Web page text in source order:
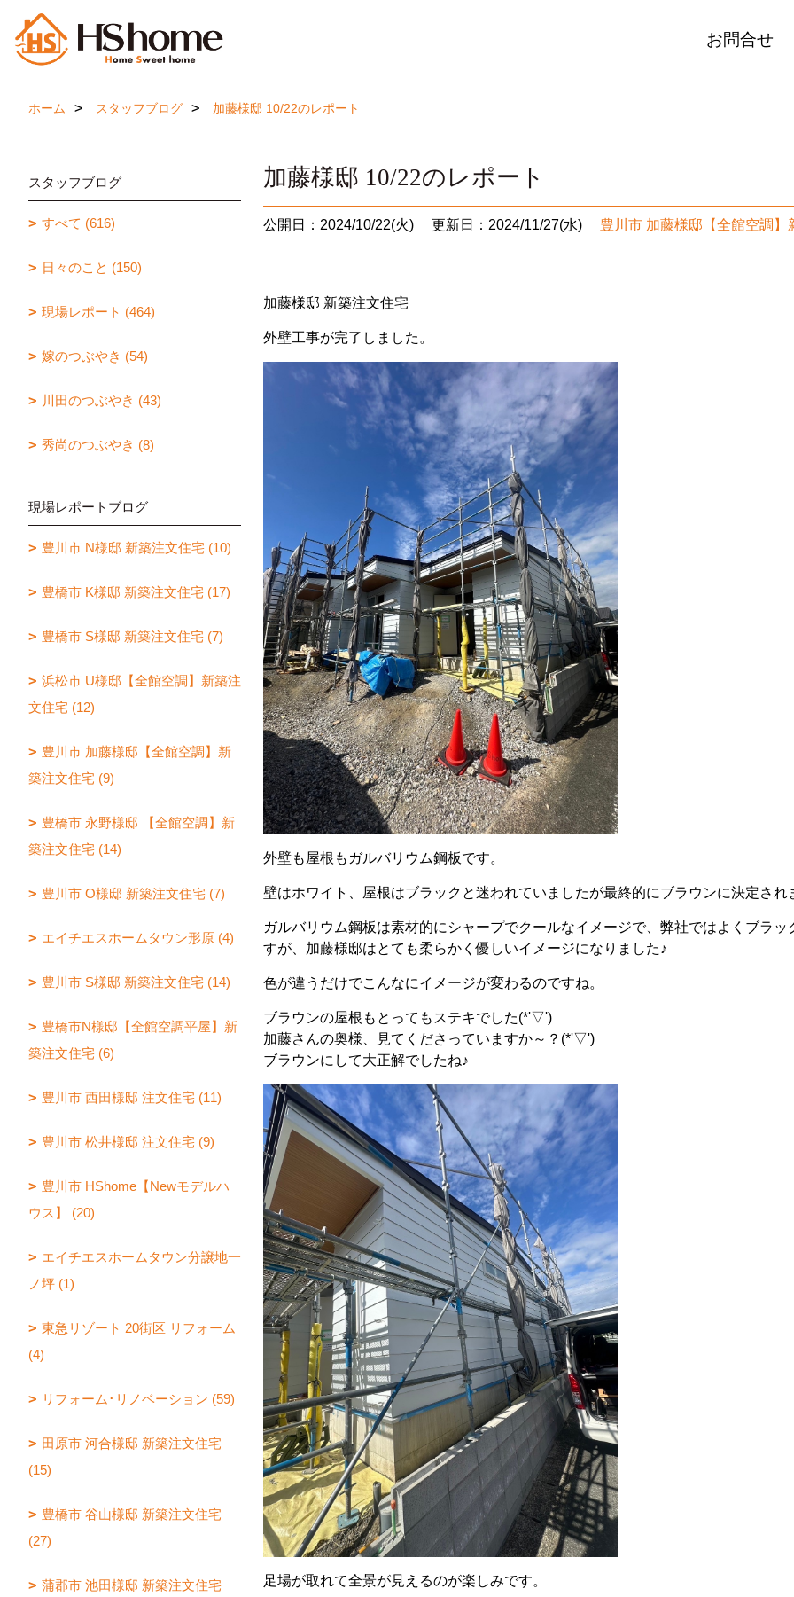
お問合せ
ホーム スタッフブログ 加藤様邸 10/22のレポート
加藤様邸 10/22のレポート
公開日：2024/10/22(火) 更新日：2024/11/27(水) 豊川市 加藤様邸【全館空調】
加藤様邸 新築注文住宅
外壁工事が完了しました。
外壁も屋根もガルバリウム鋼板です。
壁はホワイト、屋根はブラックと迷われていましたが最終的にブラウンに決定され
ガルバリウム鋼板は素材的にシャープでクールなイメージで、弊社ではよくブラ
すが、加藤様邸はとても柔らかく優しいイメージになりました♪
色が違うだけでこんなにイメージが変わるのですね。
ブラウンの屋根もとってもステキでした(*'▽')
加藤さんの奥様、見てくださっていますか～？(*'▽')
ブラウンにして大正解でしたね♪
足場が取れて全景が見えるのが楽しみです。
スタッフブログ
すべて (616)
日々のこと (150)
現場レポート (464)
嫁のつぶやき (54)
川田のつぶやき (43)
秀尚のつぶやき (8)
現場レポートブログ
豊川市 N様邸 新築注文住宅 (10)
豊橋市 K様邸 新築注文住宅 (17)
豊橋市 S様邸 新築注文住宅 (7)
浜松市 U様邸【全館空調】新築注
文住宅 (12)
豊川市 加藤様邸【全館空調】新
築注文住宅 (9)
豊橋市 永野様邸 【全館空調】新
築注文住宅 (14)
豊川市 O様邸 新築注文住宅 (7)
エイチエスホームタウン形原 (4)
豊川市 S様邸 新築注文住宅 (14)
豊橋市N様邸【全館空調平屋】新
築注文住宅 (6)
豊川市 西田様邸 注文住宅 (11)
豊川市 松井様邸 注文住宅 (9)
豊川市 HShome【Newモデルハ
ウス】 (20)
エイチエスホームタウン分譲地一
ノ坪 (1)
東急リゾート 20街区 リフォーム
(4)
リフォーム･リノベーション (59)
田原市 河合様邸 新築注文住宅
(15)
豊橋市 谷山様邸 新築注文住宅
(27)
蒲郡市 池田様邸 新築注文住宅